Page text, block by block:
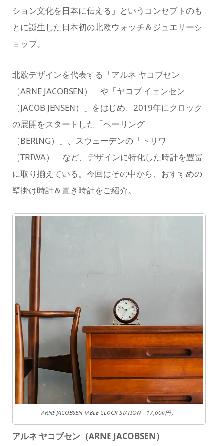
ション文化を日本に伝える」というコンセプトのも
とに誕生した日本初の北欧ウォッチ＆ジュエリーシ
ョップ。
北欧デザインを代表する「アルネ ヤコブセン
（ARNE JACOBSEN）」や「ヤコブ イェンセン
（JACOB JENSEN）」をはじめ、2019年にクロック
の展開をスタートした「ベーリング
（BERING）」、スウェーデンの「トリワ
（TRIWA）」など、デザインに特化した時計を豊富
に取り揃えている。今回はその中から、おすすめの
壁掛け時計＆置き時計をご紹介。
ARNE JACOBSEN TABLE CLOCK STATION（17,600円）
アルネ ヤコブセン（ARNE JACOBSEN）